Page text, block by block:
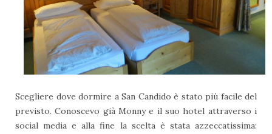
Scegliere dove dormire a San Candido è stato più facile del
previsto. Conoscevo già Monny e il suo hotel attraverso i
social media e alla fine la scelta è stata azzeccatissima: